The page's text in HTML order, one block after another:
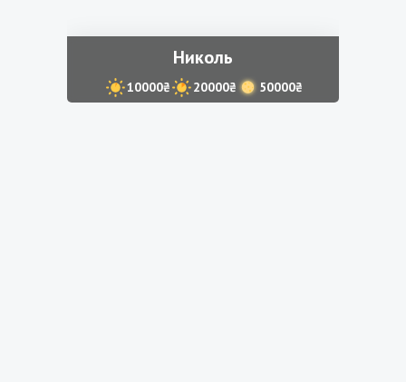
Николь
10000₴ 20000₴ 50000₴